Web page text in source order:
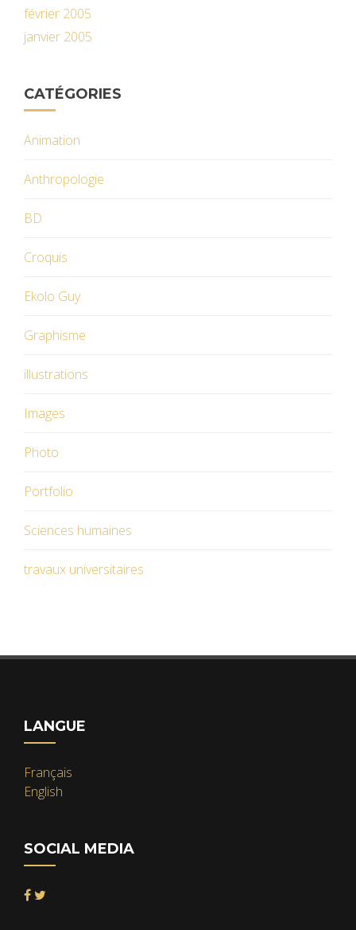
février 2005
janvier 2005
CATÉGORIES
Animation
Anthropologie
BD
Croquis
Ekolo Guy
Graphisme
illustrations
Images
Photo
Portfolio
Sciences humaines
travaux universitaires
LANGUE
Français
English
SOCIAL MEDIA